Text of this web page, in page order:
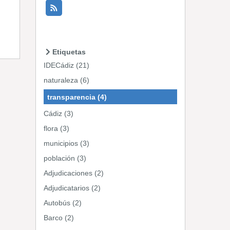
Etiquetas
IDECádiz (21)
naturaleza (6)
transparencia (4)
Cádiz (3)
flora (3)
municipios (3)
población (3)
Adjudicaciones (2)
Adjudicatarios (2)
Autobús (2)
Barco (2)